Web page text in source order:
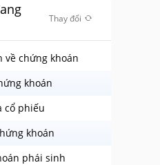
Thay đổi
về chứng khoán
khoán
cổ phiếu
khoán
phái sinh